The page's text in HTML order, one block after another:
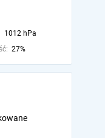
1012 hPa
27%